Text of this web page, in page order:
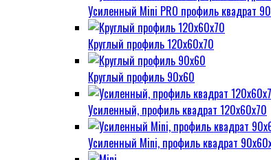
Усиленный Mini PRO профиль квадрат
Круглый профиль 120х60х70
Круглый профиль 90х60
Усиленный, профиль квадрат 120х60х70
Усиленный Mini, профиль квадрат